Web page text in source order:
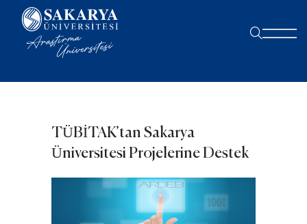
TÜBİTAK’tan Sakarya
Üniversitesi Projelerine Destek